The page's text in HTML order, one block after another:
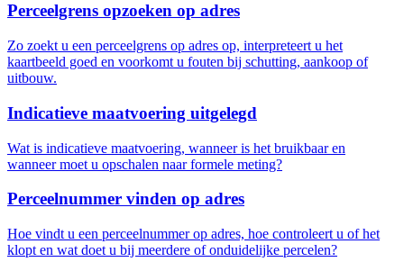
Perceelgrens opzoeken op adres
Zo zoekt u een perceelgrens op adres op, interpreteert u het
kaartbeeld goed en voorkomt u fouten bij schutting, aankoop of
uitbouw.
Indicatieve maatvoering uitgelegd
Wat is indicatieve maatvoering, wanneer is het bruikbaar en
wanneer moet u opschalen naar formele meting?
Perceelnummer vinden op adres
Hoe vindt u een perceelnummer op adres, hoe controleert u of het
klopt en wat doet u bij meerdere of onduidelijke percelen?